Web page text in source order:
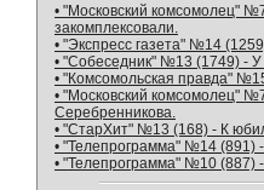
• "Московский комсомолец"
закомплексовали.
• "Экспресс газета" №14
• "Собеседник" №13 (1749) -
• "Комсомольская правда"
• "Московский комсомолец"
Серебренникова.
• "СтарХит" №13 (168) - К
• "Телепрограмма" №14 (891)
• "Телепрограмма" №10 (887)